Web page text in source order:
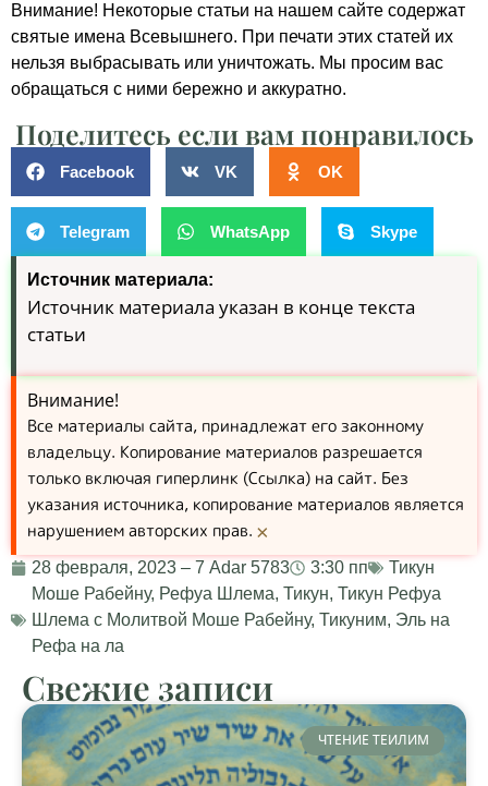
Внимание! Некоторые статьи на нашем сайте содержат
святые имена Всевышнего. При печати этих статей их
нельзя выбрасывать или уничтожать. Мы просим вас
обращаться с ними бережно и аккуратно.
Поделитесь если вам понравилось
Facebook VK OK
Telegram WhatsApp Skype
Источник материала:
Источник материала указан в конце текста
статьи
Внимание!
Все материалы сайта, принадлежат его законному
владельцу. Копирование материалов разрешается
только включая гиперлинк (Ссылка) на сайт. Без
указания источника, копирование материалов является
нарушением авторских прав. ×
28 февраля, 2023 – 7 Adar 5783 3:30 пп
Тикун
Моше Рабейну, Рефуа Шлема, Тикун, Тикун Рефуа
Шлема с Молитвой Моше Рабейну, Тикуним, Эль на
Рефа на ла
Свежие записи
ЧТЕНИЕ ТЕИЛИМ